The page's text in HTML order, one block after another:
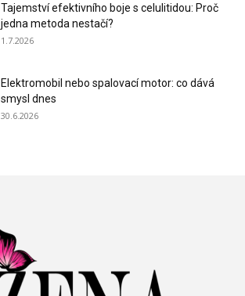
Tajemství efektivního boje s celulitidou: Proč
jedna metoda nestačí?
1.7.2026
Elektromobil nebo spalovací motor: co dává
smysl dnes
30.6.2026